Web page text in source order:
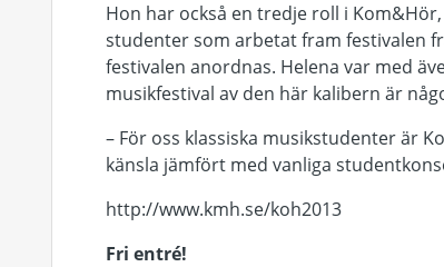
Hon har också en tredje roll i
studenter som arbetat fram festivalen
festivalen anordnas. Helena var med
musikfestival av den här kalibern är
– För oss klassiska musikstudenter är
känsla jämfört med vanliga
http://www.kmh.se/koh2013
Fri entré!